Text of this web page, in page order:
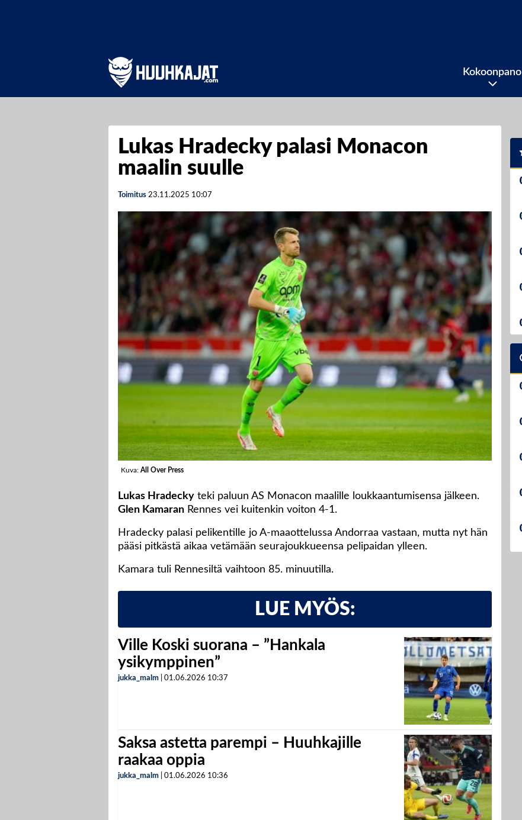
Kokoonpano
Lukas Hradecky palasi Monacon
maalin suulle
Toimitus 23.11.2025 10:07
Kuva: All Over Press
Lukas Hradecky teki paluun AS Monacon maalille loukkaantumisensa jälkeen.
Glen Kamaran Rennes vei kuitenkin voiton 4-1.
Hradecky palasi pelikentille jo A-maaottelussa Andorraa vastaan, mutta nyt hän
pääsi pitkästä aikaa vetämään seurajoukkueensa pelipaidan ylleen.
Kamara tuli Rennesiltä vaihtoon 85. minuutilla.
LUE MYÖS:
Ville Koski suorana – ”Hankala
ysikymppinen”
jukka_malm 01.06.2026 10:37
Saksa astetta parempi – Huuhkajille
raakaa oppia
jukka_malm 01.06.2026 10:36